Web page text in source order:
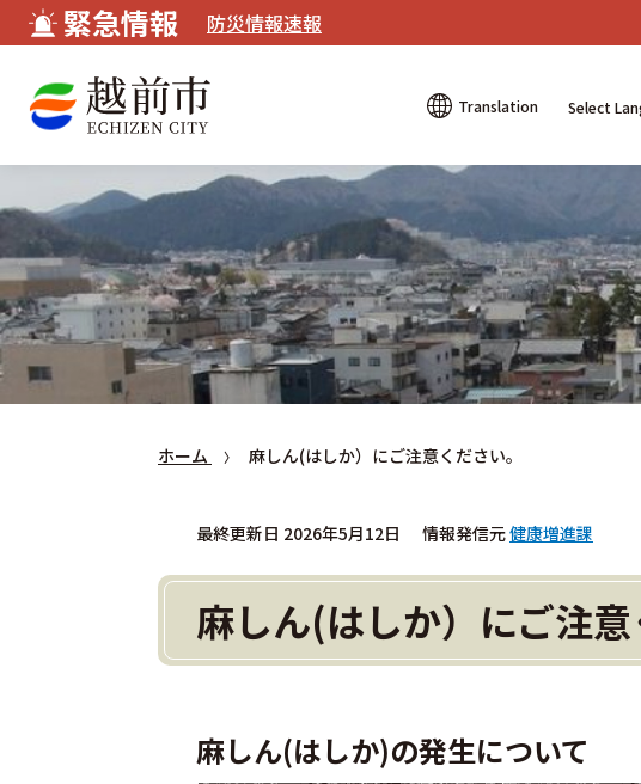
緊急情報 防災情報速報
Translation Select
ホーム 麻しん(はしか）にご注意ください。
最終更新日 2026年5月12日 情報発信元健康増進課
麻しん(はしか）にご注意
麻しん(はしか)の発生について